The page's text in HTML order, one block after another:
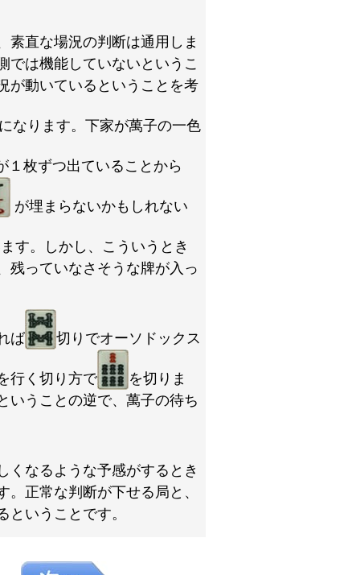
直な場況の判断は通用しま
では機能していないというこ
が動いているということを考
なります。下家が萬子の一色
１枚ずつ出ていることから
が埋まらないかもしれない
す。しかし、こういうとき
残っていなさそうな牌が入っ
ば 切りでオーソドックス
行く切り方で
を切りま
いうことの逆で、萬子の待ち
なるような予感がするとき
正常な判断が下せる局と、
いうことです。